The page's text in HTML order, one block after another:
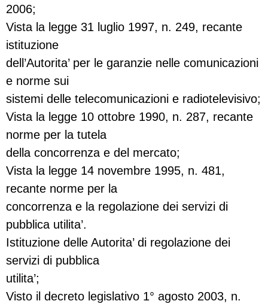
2006;
Vista la legge 31 luglio 1997, n. 249, recante
istituzione
dell’Autorita’ per le garanzie nelle comunicazioni
e norme sui
sistemi delle telecomunicazioni e radiotelevisivo;
Vista la legge 10 ottobre 1990, n. 287, recante
norme per la tutela
della concorrenza e del mercato;
Vista la legge 14 novembre 1995, n. 481,
recante norme per la
concorrenza e la regolazione dei servizi di
pubblica utilita’.
Istituzione delle Autorita’ di regolazione dei
servizi di pubblica
utilita’;
Visto il decreto legislativo 1° agosto 2003, n.